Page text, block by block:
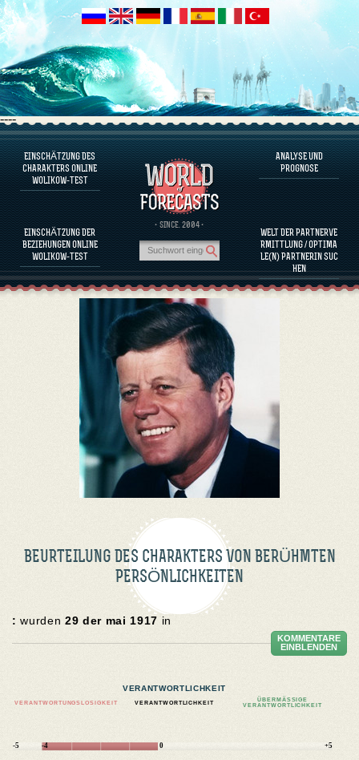
----
EINSCHÄTZUNG DES
CHARAKTERS ONLINE
WOLIKOW-TEST
EINSCHÄTZUNG DER
BEZIEHUNGEN ONLINE
WOLIKOW-TEST
· SINCE. 2004 ·
ANALYSE UND
PROGNOSE
WELT DER PARTNERVE
RMITTLUNG / OPTIMA
LE(N) PARTNERIN SUC
HEN
ÜBER DAS PROGRAMM
CHARAKTER JETZT EINSCHÄTZEN
BEURTEILUNG DES CHARAKTERS VON BERÜHMTEN PERSÖNLICHKEITEN
ÜBER DAS PROGRAMM
KOMPATIBILITÄT DER PARTNERINNEN EINSCHÄTZEN
ANALYSE UND PROGNOSE
BEURTEILUNG DES CHARAKTERS VON BERÜHMTEN
PERSÖNLICHKEITEN
:wurden29 der mai 1917 in
KOMMENTARE
EINBLENDEN
VERANTWORTLICHKEIT
VERANTWORTUNGSLOSIGKEIT VERANTWORTLICHKEIT
ÜBERMÄSSIGE V
ERANTWORTLICHKEIT
-5 -4 0 +5